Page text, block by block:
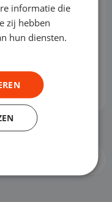
informatie die
zij hebben
hun diensten.